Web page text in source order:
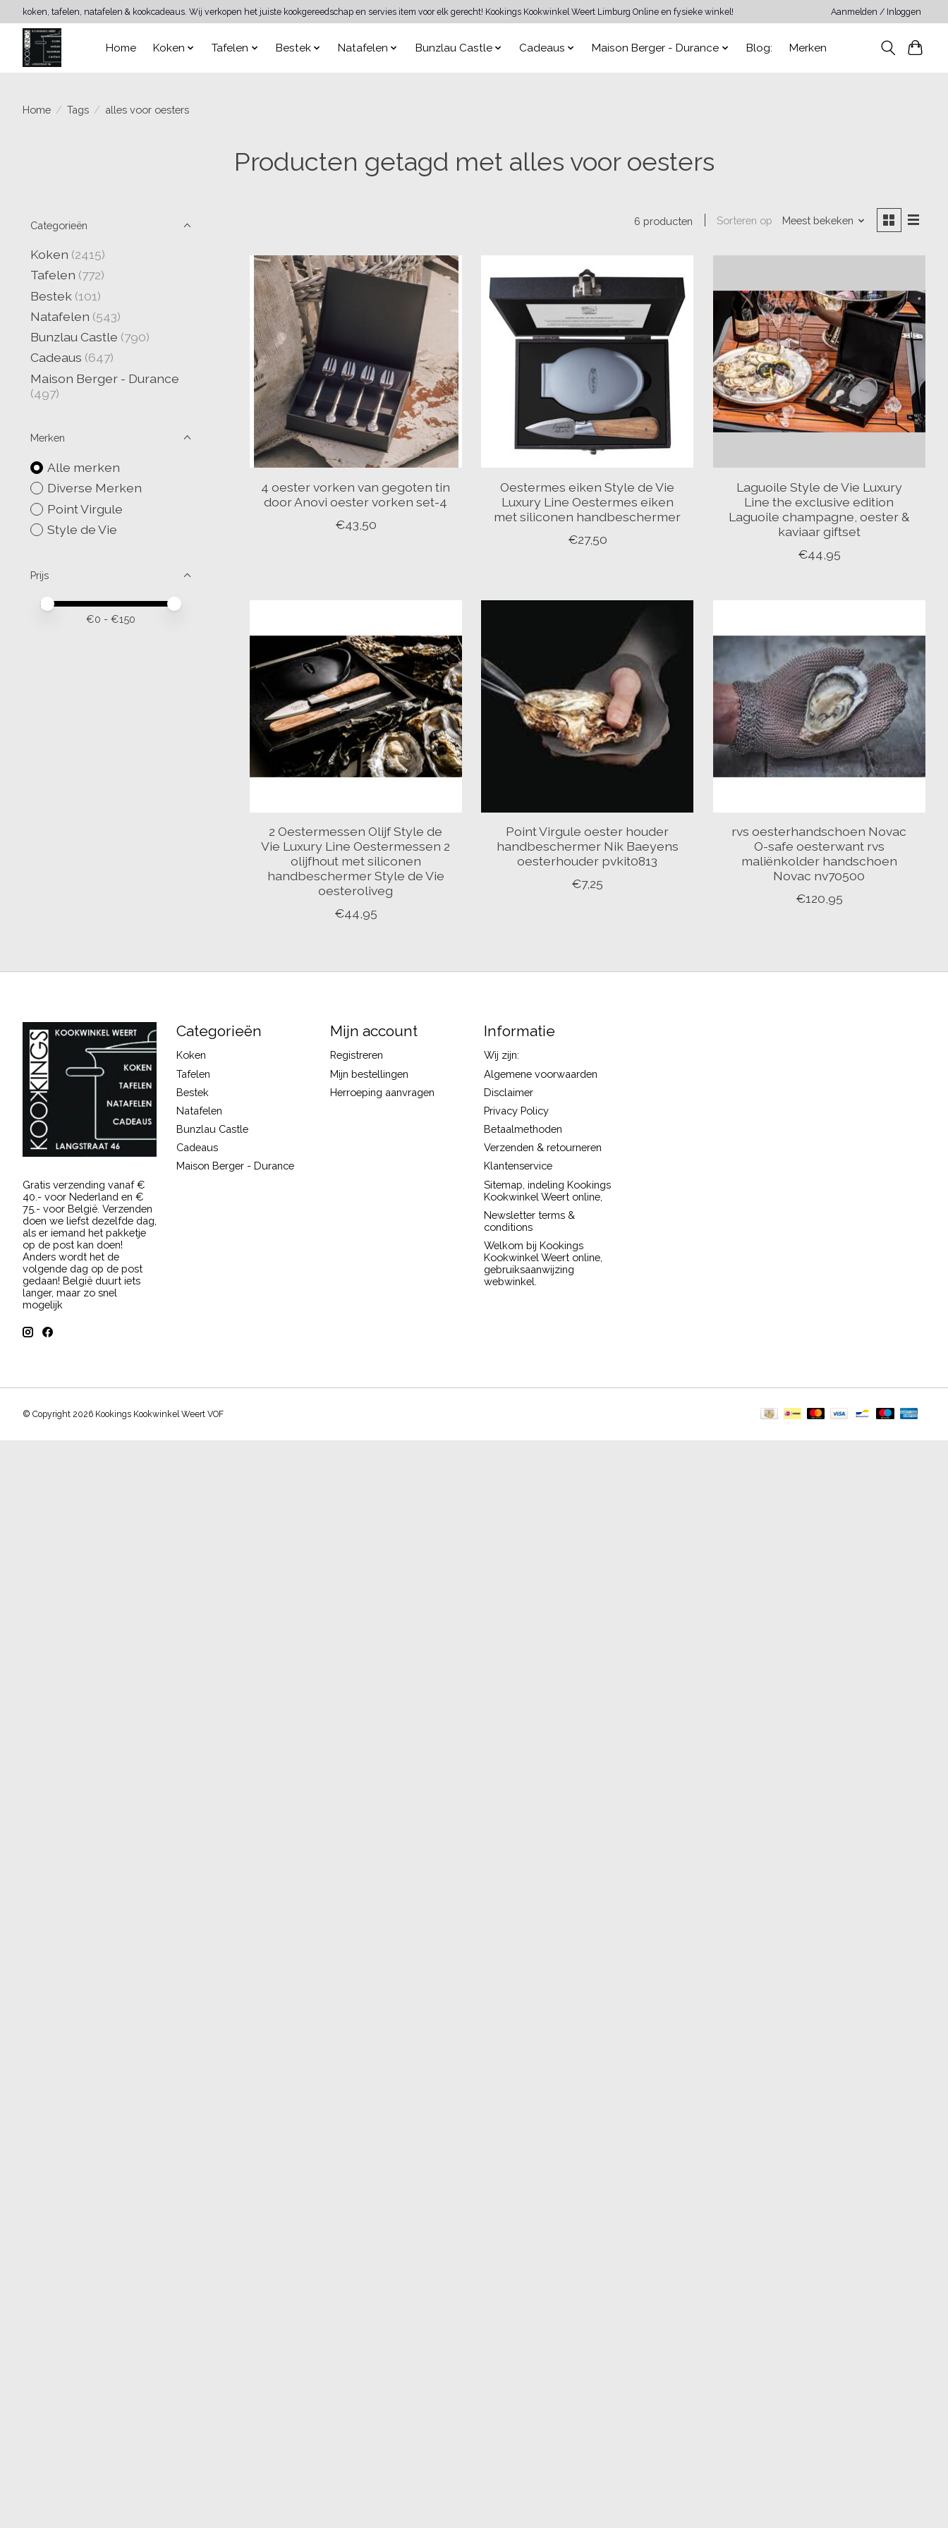
koken, tafelen, natafelen & kookcadeaus. Wij verkopen het juiste kookgereedschap en servies item voor elk gerecht! Kookings Kookwinkel Weert Limburg Online en fysieke winkel! Aanmelden / Inloggen
Home Koken Tafelen Bestek Natafelen Bunzlau Castle Cadeaus Maison Berger - Durance Blog: Merken
Home / Tags / alles voor oesters
Producten getagd met alles voor oesters
Categorieën
Koken (2415)
Tafelen (772)
Bestek (101)
Natafelen (543)
Bunzlau Castle (790)
Cadeaus (647)
Maison Berger - Durance
(497)
Merken
Alle merken
Diverse Merken
Point Virgule
Style de Vie
Prijs
Minimale prijswaarde
Price maximum value
€0 - €150
6 producten Sorteren op Meest bekeken
4 oester vorken van gegoten tin
door Anovi oester vorken set-4
€43,50
Oestermes eiken Style de Vie
Luxury Line Oestermes eiken
met siliconen handbeschermer
€27,50
Laguoile Style de Vie Luxury
Line the exclusive edition
Laguoile champagne, oester &
kaviaar giftset
€44,95
2 Oestermessen Olijf Style de
Vie Luxury Line Oestermessen 2
olijfhout met siliconen
handbeschermer Style de Vie
oesteroliveg
€44,95
Point Virgule oester houder
handbeschermer Nik Baeyens
oesterhouder pvkit0813
€7,25
rvs oesterhandschoen Novac
O-safe oesterwant rvs
maliënkolder handschoen
Novac nv70500
€120,95
Gratis verzending vanaf €
40.- voor Nederland en €
75.- voor België. Verzenden
doen we liefst dezelfde dag,
als er iemand het pakketje
op de post kan doen!
Anders wordt het de
volgende dag op de post
gedaan! België duurt iets
langer, maar zo snel
mogelijk
Categorieën
Koken
Tafelen
Bestek
Natafelen
Bunzlau Castle
Cadeaus
Maison Berger - Durance
Mijn account
Registreren
Mijn bestellingen
Herroeping aanvragen
Informatie
Wij zijn:
Algemene voorwaarden
Disclaimer
Privacy Policy
Betaalmethoden
Verzenden & retourneren
Klantenservice
Sitemap, indeling Kookings
Kookwinkel Weert online,
Newsletter terms &
conditions
Welkom bij Kookings
Kookwinkel Weert online,
gebruiksaanwijzing
webwinkel.
© Copyright 2026 Kookings Kookwinkel Weert VOF